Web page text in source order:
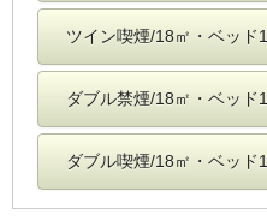
ツイン喫煙/18㎡・ベッド
ダブル禁煙/18㎡・ベッド
ダブル喫煙/18㎡・ベッド